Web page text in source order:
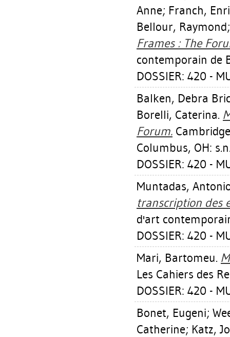
Anne; Franch,
Bellour, Raymond
Frames : The
contemporain de
DOSSIER: 420 -
Balken, Debra
Borelli, Caterina.
Forum.
Columbus, OH:
DOSSIER: 420 -
Muntadas,
transcription des
d'art
DOSSIER: 420 -
Mari, Bartomeu.
Les Cahiers des
DOSSIER: 420 -
Bonet, Eugeni;
Catherine; Katz,